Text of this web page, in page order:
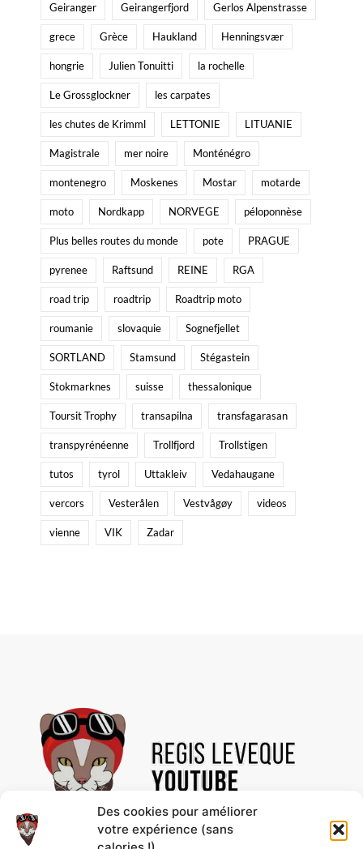
Des cookies pour améliorer
votre expérience (sans
Geiranger Geirangerfjord Gerlos Alpenstrasse
grece Grèce Haukland Henningsvær
hongrie Julien Tonuitti la rochelle
Le Grossglockner les carpates
les chutes de Krimml LETTONIE LITUANIE
Magistrale mer noire Monténégro
montenegro Moskenes Mostar motarde
moto Nordkapp NORVEGE péloponnèse
Plus belles routes du monde pote PRAGUE
pyrenee Raftsund REINE RGA
road trip roadtrip Roadtrip moto
roumanie slovaquie Sognefjellet
SORTLAND Stamsund Stégastein
Stokmarknes suisse thessalonique
Toursit Trophy transapilna transfagarasan
transpyrénéenne Trollfjord Trollstigen
tutos tyrol Uttakleiv Vedahaugane
vercors Vesterålen Vestvågøy videos
vienne VIK Zadar